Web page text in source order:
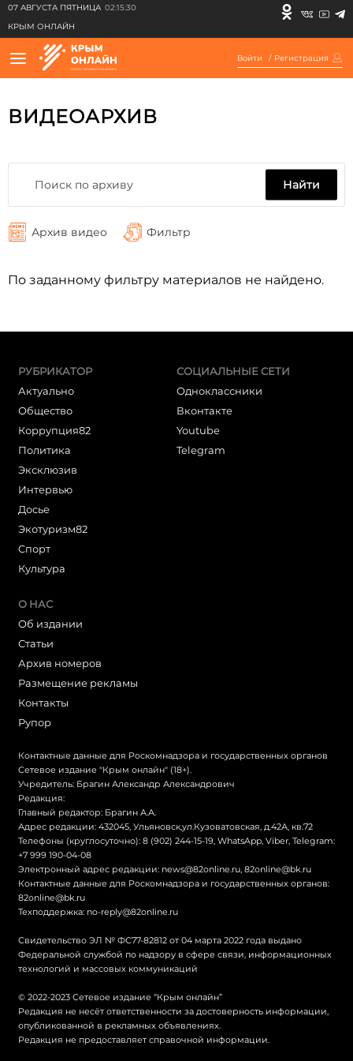
07 АВГУСТА ПЯТНИЦА 02:15:30
КРЫМ ОНЛАЙН
Войти / Регистрация
ВИДЕОАРХИВ
Найти
Архив видео Фильтр
По заданному фильтру материалов не найдено.
РУБРИКАТОР
Актуально
Общество
Коррупция82
Политика
Эксклюзив
Интервью
Досье
Экотуризм82
Cпорт
Культура
СОЦИАЛЬНЫЕ СЕТИ
Одноклассники
Вконтакте
Youtube
Telegram
О НАС
Об издании
Статьи
Архив номеров
Размещение рекламы
Контакты
Рупор
Контактные данные для Роскомнадзора и государственных органов
Сетевое издание "Крым онлайн" (18+).
Учредитель: Брагин Александр Александрович
Редакция:
Главный редактор: Брагин А.А.
Адрес редакции: 432045, Ульяновск,ул.Кузоватовская, д.42А, кв.72
Телефоны (круглосуточно): 8 (902) 244-15-19, WhatsApp, Viber, Telegram:
+7 999 190-04-08
Электронный адрес редакции: news@82online.ru, 82online@bk.ru
Контактные данные для Роскомнадзора и государственных органов:
82online@bk.ru
Техподдержка: no-reply@82online.ru
Свидетельство ЭЛ № ФС77-82812 от 04 марта 2022 года выдано
Федеральной службой по надзору в сфере связи, информационных
технологий и массовых коммуникаций
© 2022-2023 Сетевое издание “Крым онлайн”
Редакция не несёт ответственности за достоверность информации,
опубликованной в рекламных объявлениях.
Редакция не предоставляет справочной информации.